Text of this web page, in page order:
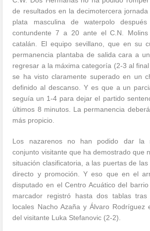
de resultados en la decimotercera
plata masculina de waterpolo
contundente 7 a 20 ante el C.N.
catalán. El equipo sevillano, que en su
permanencia plantaba de salida cara a
regresar a la máxima categoría (2-3 al
se ha visto claramente superado en un
definido al descanso. Y es que a un
seguía un 1-4 para dejar el partido
últimos 8 minutos. La permanencia
más propicio.
Los nazarenos no han podido dar la
conjunto visitante que ha demostrado que
situación clasificatoria, a las puertas de
directo y promoción. Y eso que en el
disputado en el Centro Acuático del
marcador registró hasta dos tablas
locales Nacho Azaña y Álvaro Rodríguez
del visitante Luka Stefanovic (2-2).